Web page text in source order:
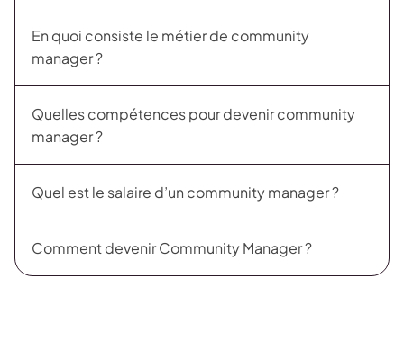
En quoi consiste le métier de community
manager ?
Quelles compétences pour devenir community
manager ?
Quel est le salaire d’un community manager ?
Comment devenir Community Manager ?